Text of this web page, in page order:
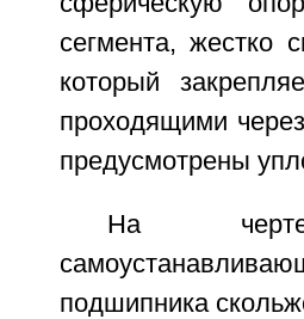
сегмента, жестко
который
проходящими
предусмотрены
На
подшипника